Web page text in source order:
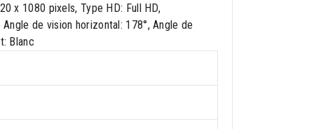
x 1080 pixels, Type HD: Full HD,
de vision horizontal: 178°, Angle de
Blanc